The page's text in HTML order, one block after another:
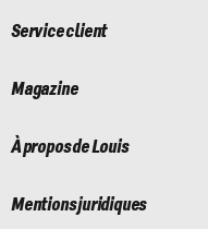
Service client
Magazine
À propos de Louis
Mentions juridiques